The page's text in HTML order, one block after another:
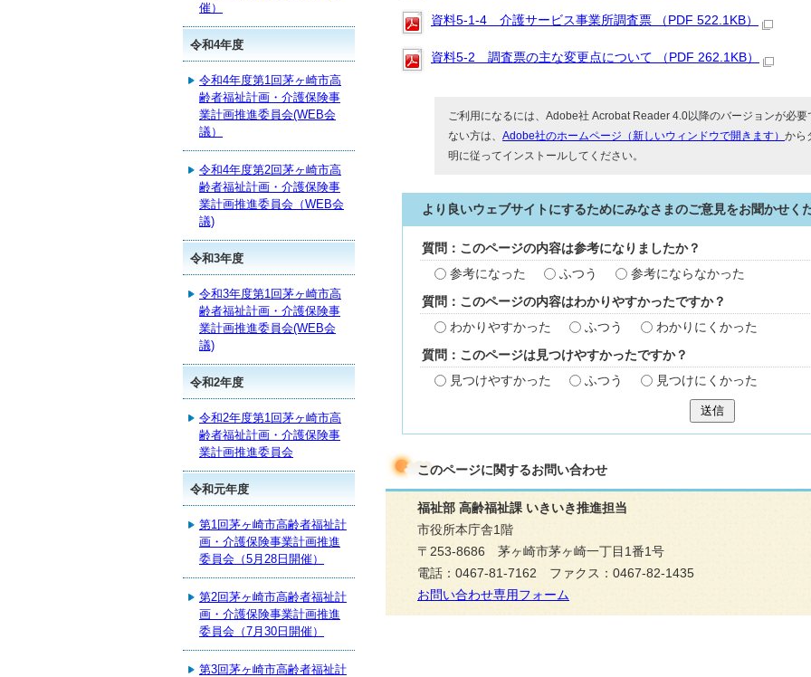
資料5-1-4 介護サービス事業所調査票 （PDF 522.1KB）
資料5-2 調査票の主な変更点について （PDF 262.1KB）
ご利用になるには、Adobe社 Acrobat Reader 4.0以降のバージョンが必
ない方は、Adobe社のホームページ（新しいウィンドウで開きます）から
明に従ってインストールしてください。
より良いウェブサイトにするためにみなさまのご意見をお聞かせく
質問：このページの内容は参考になりましたか？
参考になった
ふつう 参考にならなかった
質問：このページの内容はわかりやすかったですか？
わかりやすかった
ふつう わかりにくかった
質問：このページは見つけやすかったですか？
見つけやすかった
ふつう 見つけにくかった
送信
このページに関するお問い合わせ
福祉部 高齢福祉課 いきいき推進担当
市役所本庁舎1階
〒253-8686 茅ヶ崎市茅ヶ崎一丁目1番1号
電話：0467-81-7162 ファクス：0467-82-1435
お問い合わせ専用フォーム
催）
令和4年度
令和4年度第1回茅ヶ崎市高
齢者福祉計画・介護保険事
業計画推進委員会(WEB会
議）
令和4年度第2回茅ヶ崎市高
齢者福祉計画・介護保険事
業計画推進委員会（WEB会
議)
令和3年度
令和3年度第1回茅ヶ崎市高
齢者福祉計画・介護保険事
業計画推進委員会(WEB会
議)
令和2年度
令和2年度第1回茅ヶ崎市高
齢者福祉計画・介護保険事
業計画推進委員会
令和元年度
第1回茅ヶ崎市高齢者福祉計
画・介護保険事業計画推進
委員会（5月28日開催）
第2回茅ヶ崎市高齢者福祉計
画・介護保険事業計画推進
委員会（7月30日開催）
第3回茅ヶ崎市高齢者福祉計